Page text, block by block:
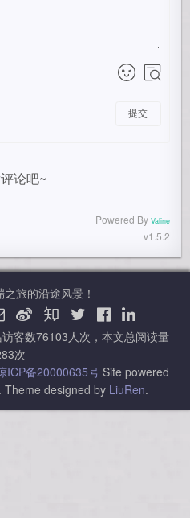
提交
论吧~
Powered By Valine
v1.5.2
旅的沿途风景！
客数76103人次，本文总阅读量
次
ICP备20000635号 Site powered
. Theme designed by LiuRen.